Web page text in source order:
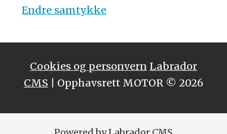
Endre samtykke
Cookies og personvern Labrador
CMS | Opphavsrett MOTOR © 2026